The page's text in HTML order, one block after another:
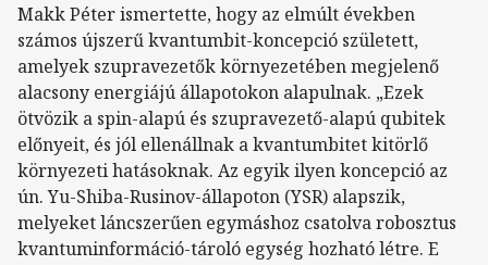
Makk Péter ismertette, hogy az elmúlt években
számos újszerű kvantumbit-koncepció született,
amelyek szupravezetők környezetében megjelenő
alacsony energiájú állapotokon alapulnak. „Ezek
ötvözik a spin-alapú és szupravezető-alapú qubitek
előnyeit, és jól ellenállnak a kvantumbitet kitörlő
környezeti hatásoknak. Az egyik ilyen koncepció az
ún. Yu-Shiba-Rusinov-állapoton (YSR) alapszik,
melyeket láncszerűen egymáshoz csatolva robosztus
kvantuminformáció-tároló egység hozható létre. E